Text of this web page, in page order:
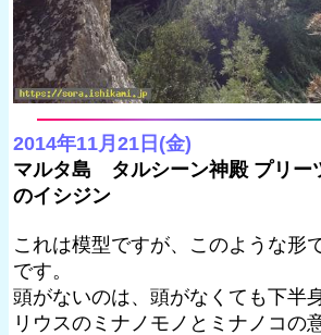
2014年11月21日(金)
マルタ島 タルシーン神殿 プリー
のイシジン
これは模型ですが、このような形
です。
頭がないのは、頭がなくても下半
リウスのミナノモノとミナノコの